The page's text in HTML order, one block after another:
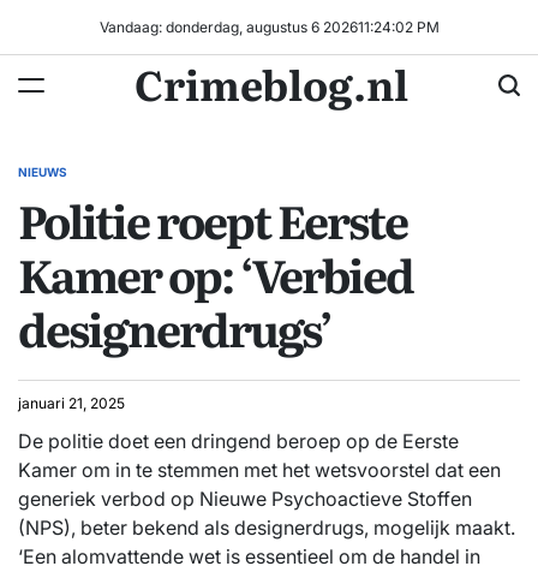
inhoud
Vandaag: donderdag, augustus 6 202611:24:02 PM
Crimeblog.nl
GEPLAATST
NIEUWS
Politie roept Eerste
Kamer op: ‘Verbied
designerdrugs’
januari 21, 2025
De politie doet een dringend beroep op de Eerste
Kamer om in te stemmen met het wetsvoorstel dat een
generiek verbod op Nieuwe Psychoactieve Stoffen
(NPS), beter bekend als designerdrugs, mogelijk maakt.
‘Een alomvattende wet is essentieel om de handel in